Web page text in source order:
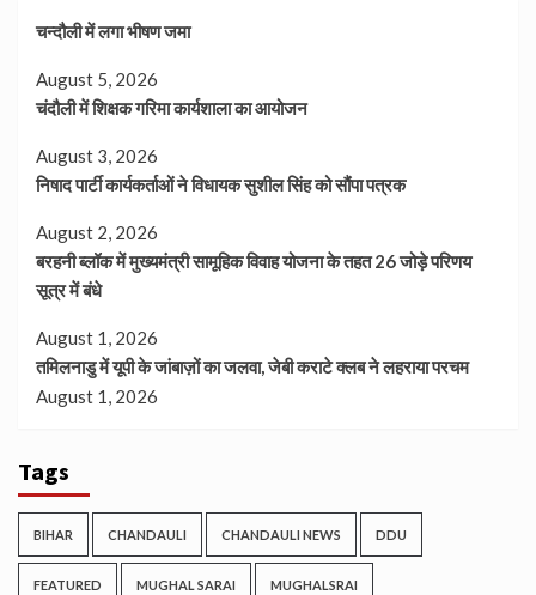
चन्दौली में लगा भीषण जमा
August 5, 2026
चंदौली में शिक्षक गरिमा कार्यशाला का आयोजन
August 3, 2026
निषाद पार्टी कार्यकर्ताओं ने विधायक सुशील सिंह को सौंपा पत्रक
August 2, 2026
बरहनी ब्लॉक में मुख्यमंत्री सामूहिक विवाह योजना के तहत 26 जोड़े परिणय
सूत्र में बंधे
August 1, 2026
तमिलनाडु में यूपी के जांबाज़ों का जलवा, जेबी कराटे क्लब ने लहराया परचम
August 1, 2026
Tags
BIHAR CHANDAULI CHANDAULI NEWS DDU
FEATURED MUGHAL SARAI MUGHALSRAI